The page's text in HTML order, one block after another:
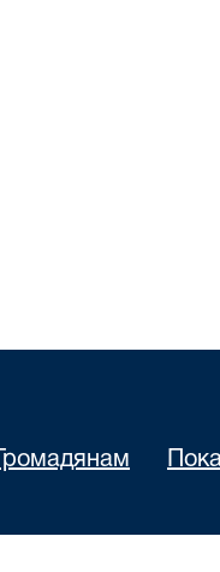
Громадянам